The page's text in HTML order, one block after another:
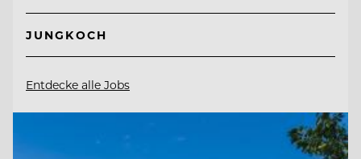
JUNGKOCH
Entdecke alle Jobs